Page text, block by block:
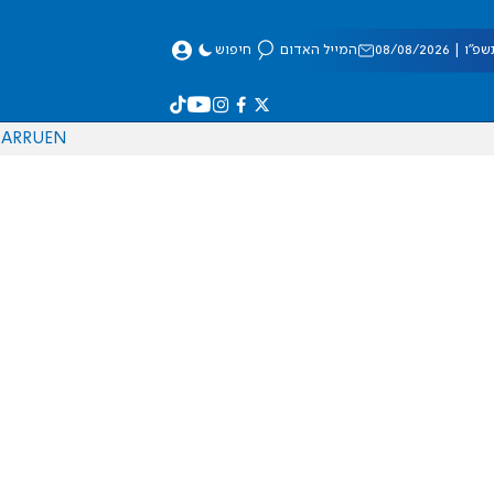
08/2026 המייל האדום חיפוש
EN
RU
AR